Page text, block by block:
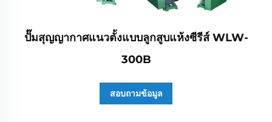
ปั๊มสุญญากาศแนวตั้งแบบลูกสูบแห้งซีรีส์ WLW-
300B
สอบถามข้อมูล